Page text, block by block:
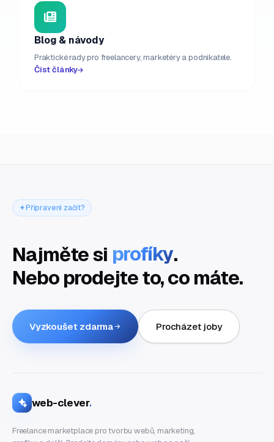
Blog & návody
Praktické rady pro freelancery, marketéry a podnikatele.
Číst články
Připraveni začít?
Najměte si profíky.
Nebo prodejte to, co máte.
Vyzkoušet zdarma Procházet joby
web-clever.
Freelance marketplace pro tvorbu webů, marketing,